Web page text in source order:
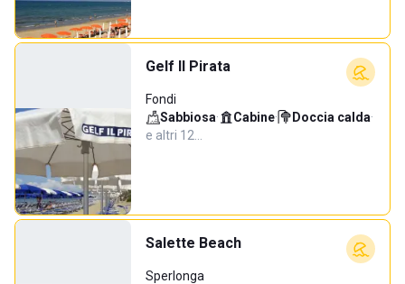
Gelf Il Pirata
Fondi
Sabbiosa· Cabine· Doccia calda·
e altri 12…
Salette Beach
Sperlonga